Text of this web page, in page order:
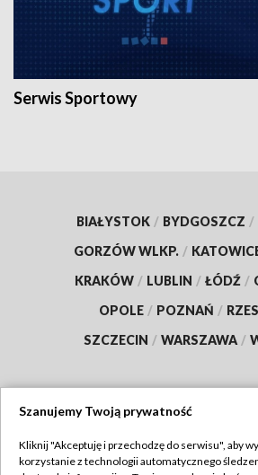
Serwis Sportowy
BIAŁYSTOK / BYDGOSZCZ /
GORZÓW WLKP. /
KRAKÓW / LUBLIN / ŁÓDŹ /
OPOLE / POZNAŃ /
SZCZECIN / WARSZAWA /
TVP
Szanujemy Twoją prywatność
Kliknij "Akceptuję i przechodzę do serwisu", aby
korzystanie z technologii automatycznego